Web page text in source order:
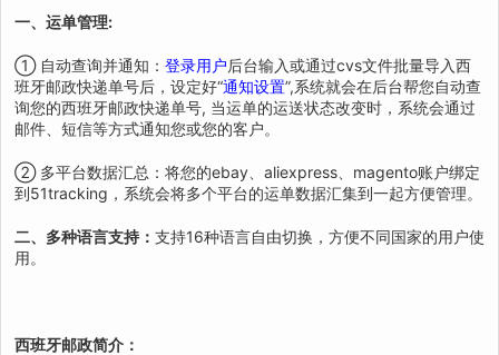
一、运单管理:
① 自动查询并通知： 登录用户后台输入或通过cvs文件批量导入西
班牙邮政快递单号后，设定好“通知设置”,系统就会在后台帮您自动查
询您的西班牙邮政快递单号, 当运单的运送状态改变时，系统会通过
邮件、短信等方式通知您或您的客户。
② 多平台数据汇总：将您的ebay、aliexpress、magento账户绑定
到51tracking，系统会将多个平台的运单数据汇集到一起方便管理。
二、多种语言支持： 支持16种语言自由切换，方便不同国家的用户使
用。
西班牙邮政简介：